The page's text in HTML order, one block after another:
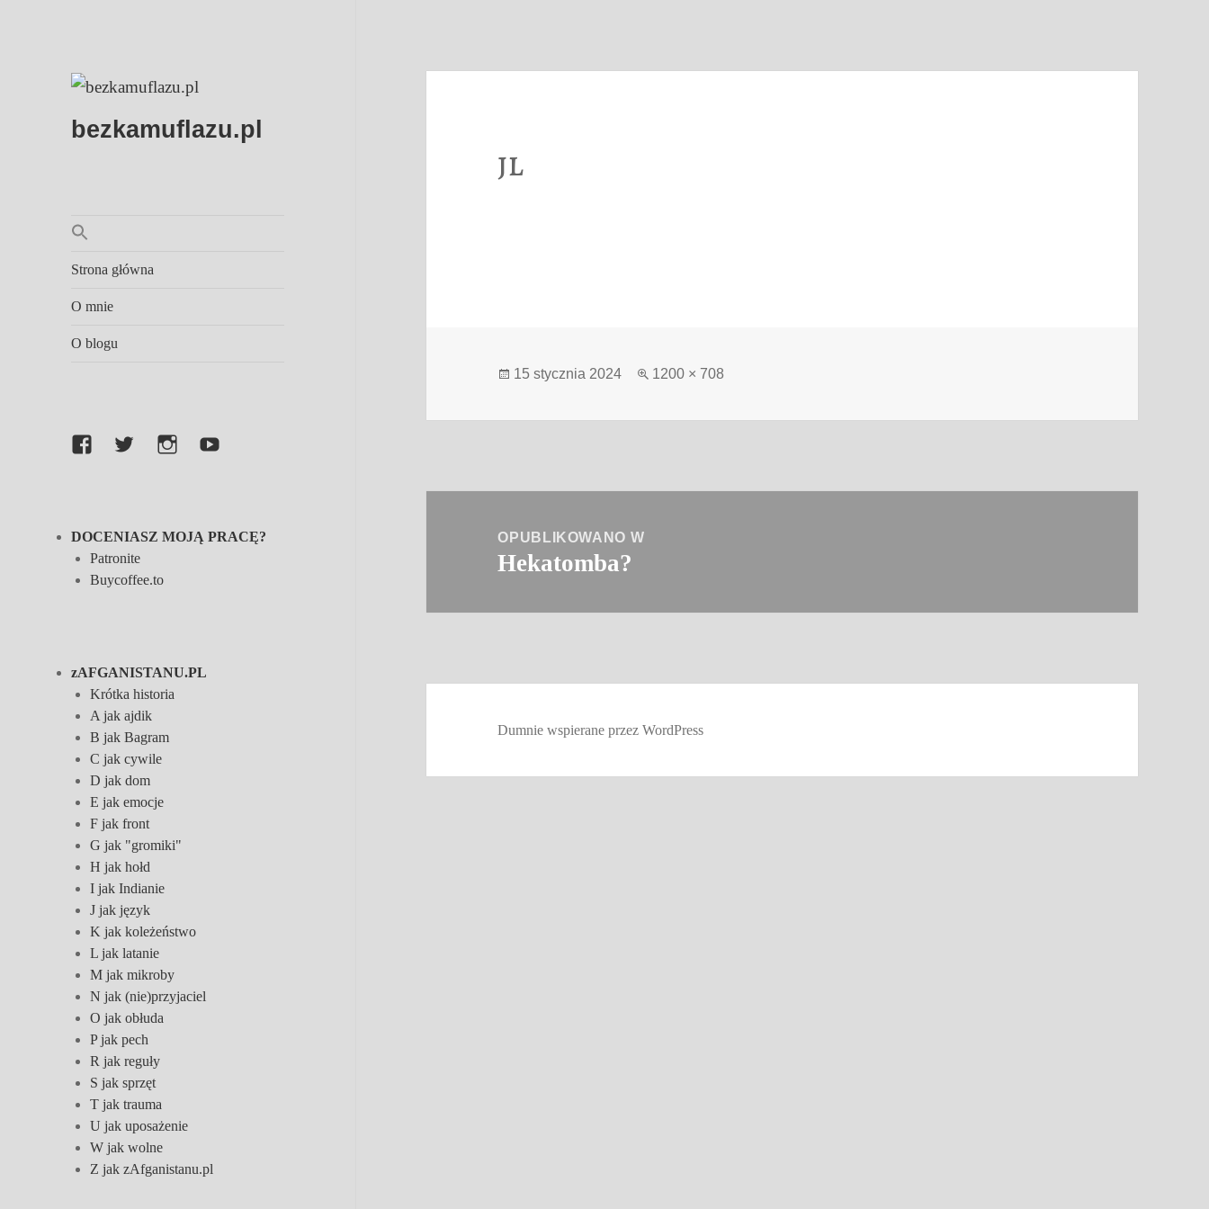
bezkamuflazu.pl
Strona główna
O mnie
O blogu
FacebookTwitterInstagramYouTube
DOCENIASZ MOJĄ PRACĘ?
Patronite
Buycoffee.to
zAFGANISTANU.PL
Krótka historia
A jak ajdik
B jak Bagram
C jak cywile
D jak dom
E jak emocje
F jak front
G jak "gromiki"
H jak hołd
I jak Indianie
J jak język
K jak koleżeństwo
L jak latanie
M jak mikroby
N jak (nie)przyjaciel
O jak obłuda
P jak pech
R jak reguły
S jak sprzęt
T jak trauma
U jak uposażenie
W jak wolne
Z jak zAfganistanu.pl
jl
Data
15 stycznia 2024
Pełny
1200 × 708
OPUBLIKOWANO W
Hekatomba?
Dumnie wspierane przez WordPress